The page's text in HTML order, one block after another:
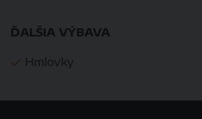
ĎALŠIA VÝBAVA
Hmlovky